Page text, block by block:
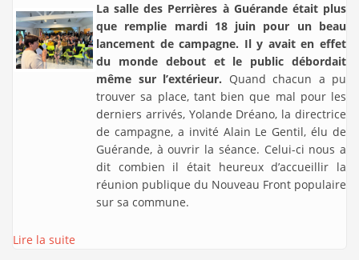
La salle des Perrières à Guérande était plus
que remplie mardi 18 juin pour un beau
lancement de campagne. Il y avait en effet
du monde debout et le public débordait
même sur l’extérieur. Quand chacun a pu
trouver sa place, tant bien que mal pour les
derniers arrivés, Yolande Dréano, la directrice
de campagne, a invité Alain Le Gentil, élu de
Guérande, à ouvrir la séance. Celui-ci nous a
dit combien il était heureux d’accueillir la
réunion publique du Nouveau Front populaire
sur sa commune.
Lire la suite